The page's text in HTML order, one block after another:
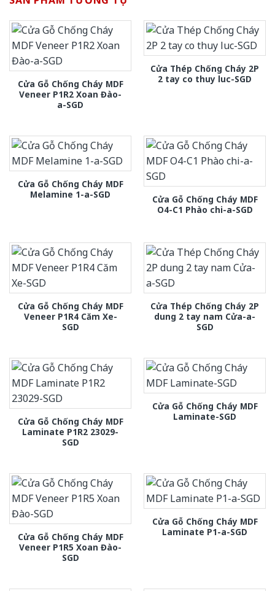
Cửa Gỗ Chống Cháy MDF
Veneer P1R2 Xoan Đào-
a-SGD
Cửa Thép Chống Cháy 2P
2 tay co thuy luc-SGD
Cửa Gỗ Chống Cháy MDF
Melamine 1-a-SGD
Cửa Gỗ Chống Cháy MDF
O4-C1 Phào chi-a-SGD
Cửa Gỗ Chống Cháy MDF
Veneer P1R4 Căm Xe-
SGD
Cửa Thép Chống Cháy 2P
dung 2 tay nam Cửa-a-
SGD
Cửa Gỗ Chống Cháy MDF
Laminate P1R2 23029-
SGD
Cửa Gỗ Chống Cháy MDF
Laminate-SGD
Cửa Gỗ Chống Cháy MDF
Veneer P1R5 Xoan Đào-
SGD
Cửa Gỗ Chống Cháy MDF
Laminate P1-a-SGD